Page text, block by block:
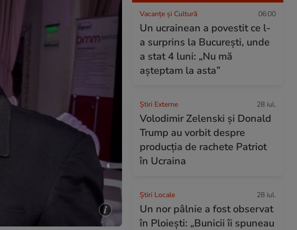
Vacanțe și Cultură 06:00
Un ucrainean a povestit ce l-
a surprins la București, unde
a stat 4 luni: „Nu mă
așteptam la asta”
Știri Externe 28 iul.
Volodimir Zelenski și Donald
Trump au vorbit despre
producția de rachete Patriot
în Ucraina
Știri Locale 28 iul.
Un nor pâlnie a fost observat
în Ploiești: „Bunicii îi spuneau